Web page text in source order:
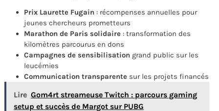
Prix Laurette Fugain : récompenses annuelles pour
jeunes chercheurs prometteurs
Marathon de Paris solidaire : transformation des
kilomètres parcourus en dons
Campagnes de sensibilisation grand public sur les
leucémies
Communication transparente sur les projets financés
Lire Gom4rt streameuse Twitch : parcours gaming
setup et succès de Margot sur PUBG